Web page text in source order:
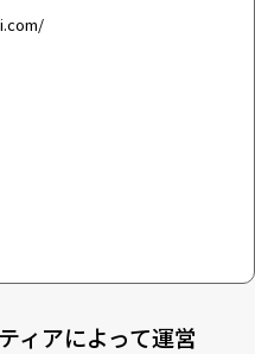
ィアによって運営